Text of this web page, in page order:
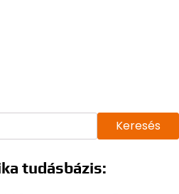
Keresés
tudásbázis: